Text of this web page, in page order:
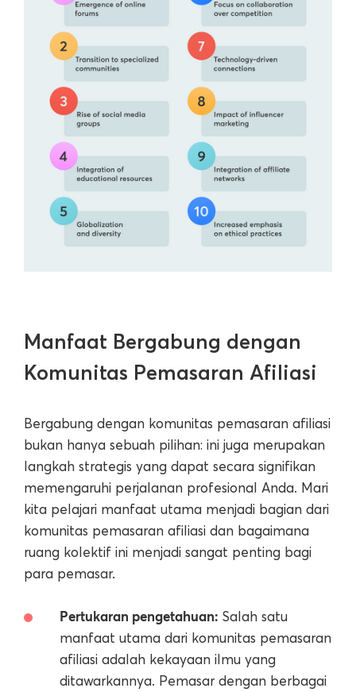
Manfaat Bergabung dengan
Komunitas Pemasaran Afiliasi
Bergabung dengan komunitas pemasaran afiliasi
bukan hanya sebuah pilihan: ini juga merupakan
langkah strategis yang dapat secara signifikan
memengaruhi perjalanan profesional Anda. Mari
kita pelajari manfaat utama menjadi bagian dari
komunitas pemasaran afiliasi dan bagaimana
ruang kolektif ini menjadi sangat penting bagi
para pemasar.
Pertukaran pengetahuan: Salah satu
manfaat utama dari komunitas pemasaran
afiliasi adalah kekayaan ilmu yang
ditawarkannya. Pemasar dengan berbagai